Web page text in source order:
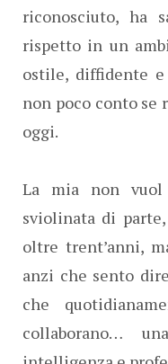
riconosciuto, ha
rispetto in un
ostile, diffidente
non poco conto se
oggi.
La mia non vuol
sviolinata di
oltre trent’anni,
anzi che sento
che
collaborano…